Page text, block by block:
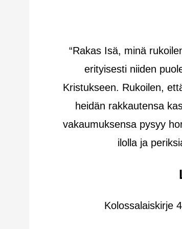
“Rakas Isä, minä
erityisesti niiden
Kristukseen. Rukoilen,
heidän rakkautensa
vakaumuksensa pysyy
ilolla ja
Kolossalaiskirje